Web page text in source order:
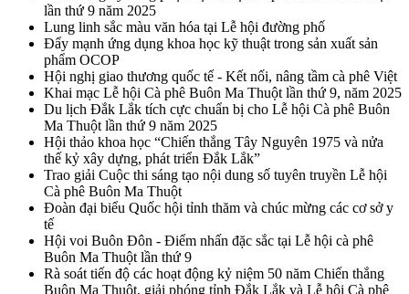
lần thứ 9 năm 2025
Lung linh sắc màu văn hóa tại Lễ hội đường phố
Đẩy mạnh ứng dụng khoa học kỹ thuật trong sản xuất sản
phẩm OCOP
Hội nghị giao thương quốc tế - Kết nối, nâng tầm cà phê Việt
Khai mạc Lễ hội Cà phê Buôn Ma Thuột lần thứ 9, năm 2025
Du lịch Đắk Lắk tích cực chuẩn bị cho Lễ hội Cà phê Buôn
Ma Thuột lần thứ 9 năm 2025
Hội thảo khoa học “Chiến thắng Tây Nguyên 1975 và nửa
thế kỷ xây dựng, phát triển Đắk Lắk”
Trao giải Cuộc thi sáng tạo nội dung số tuyên truyền Lễ hội
Cà phê Buôn Ma Thuột
Đoàn đại biểu Quốc hội tỉnh thăm và chúc mừng các cơ sở y
tế
Hội voi Buôn Đôn - Điểm nhấn đặc sắc tại Lễ hội cà phê
Buôn Ma Thuột lần thứ 9
Rà soát tiến độ các hoạt động kỷ niệm 50 năm Chiến thắng
Buôn Ma Thuột, giải phóng tỉnh Đắk Lắk và Lễ hội Cà phê